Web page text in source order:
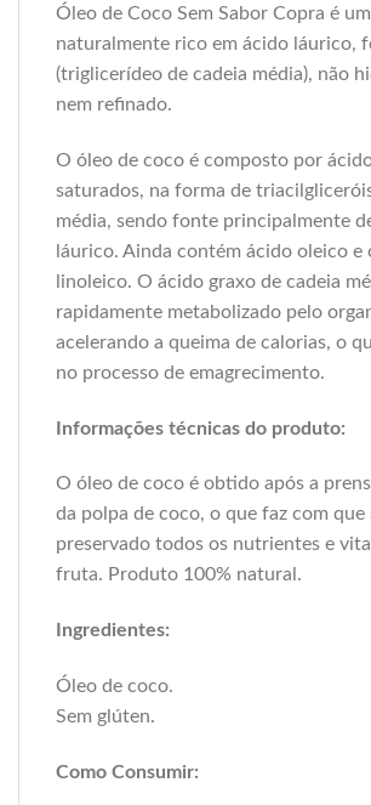
Óleo de Coco Sem Sabor Copra é
naturalmente rico em ácido láurico,
(triglicerídeo de cadeia média), não
nem refinado.
O óleo de coco é composto por
saturados, na forma de
média, sendo fonte principalmente
láurico. Ainda contém ácido oleico e
linoleico. O ácido graxo de cadeia
rapidamente metabolizado pelo
acelerando a queima de calorias, o
no processo de emagrecimento.
Informações técnicas do produto:
O óleo de coco é obtido após a
da polpa de coco, o que faz com que
preservado todos os nutrientes e
fruta. Produto 100% natural.
Ingredientes:
Óleo de coco.
Sem glúten.
Como Consumir: